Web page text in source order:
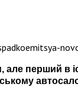
але перший в